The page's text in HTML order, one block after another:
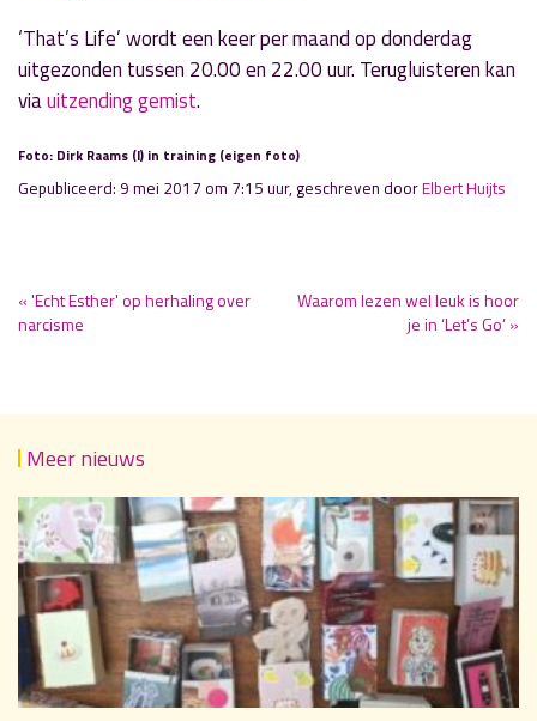
‘That’s Life’ wordt een keer per maand op donderdag
uitgezonden tussen 20.00 en 22.00 uur. Terugluisteren kan
viauitzending gemist.
Foto: Dirk Raams (l) in training (eigen foto)
Gepubliceerd: 9 mei 2017 om 7:15 uur, geschreven doorElbert Huijts
« 'Echt Esther' op herhaling over
narcisme
Waarom lezen wel leuk is hoor
je in ‘Let’s Go’ »
Meer nieuws